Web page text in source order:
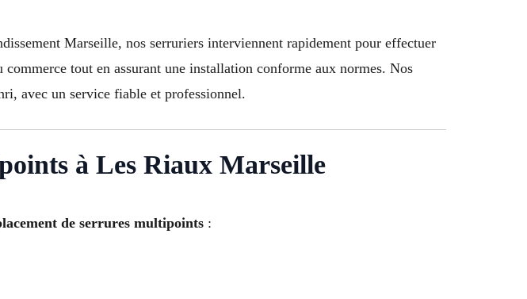
Marseille, nos serruriers interviennent rapidement pour effectuer
tout en assurant une installation conforme aux normes. Nos
avec un service fiable et professionnel.
à Les Riaux Marseille
de serrures multipoints :